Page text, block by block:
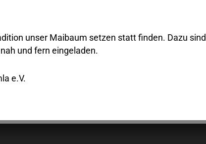
unser Maibaum setzen statt finden. Dazu sind
und fern eingeladen.
e.V.